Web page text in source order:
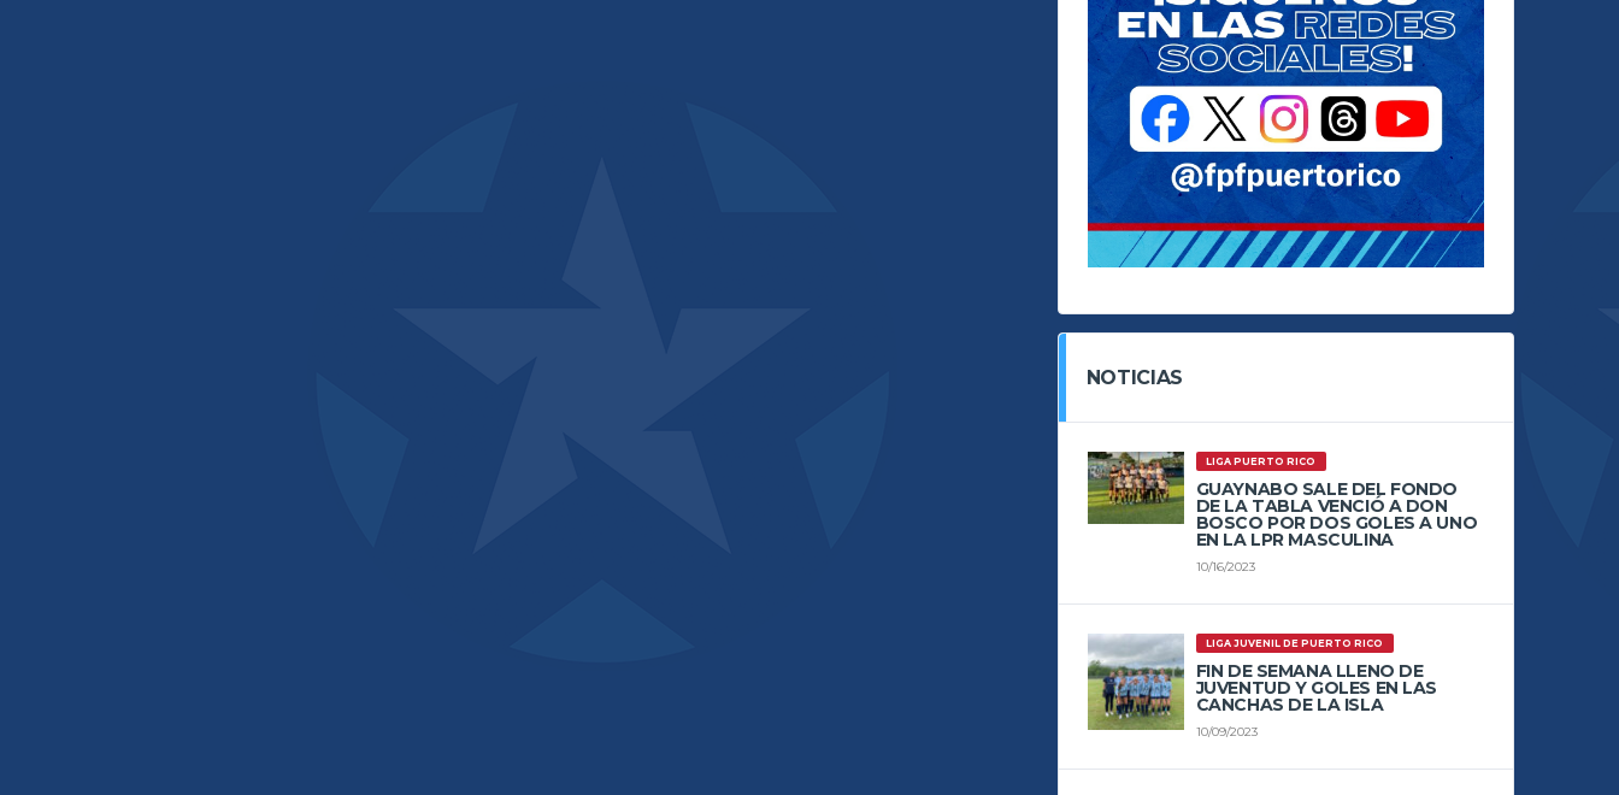
NOTICIAS
LIGA PUERTO RICO
GUAYNABO SALE DEL FONDO
DE LA TABLA VENCIÓ A DON
BOSCO POR DOS GOLES A UNO
EN LA LPR MASCULINA
10/16/2023
LIGA JUVENIL DE PUERTO RICO
FIN DE SEMANA LLENO DE
JUVENTUD Y GOLES EN LAS
CANCHAS DE LA ISLA
10/09/2023